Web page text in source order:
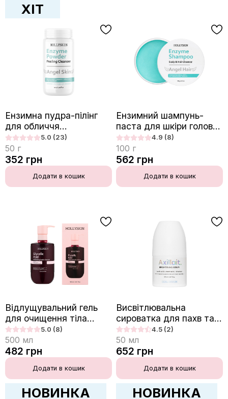
ХІТ
Ензимна пудра-пілінг
для обличчя
HOLLYSKIN Angel Skin
5.0 (23)
50 г
352 грн
Додати в кошик
Ензимний шампунь-
паста для шкіри голови і
волосся HOLLYSKIN
Angel Hair
4.9 (8)
100 г
562 грн
Додати в кошик
Відлущувальний гель
для очищення тіла
HOLLYSKIN Glycolic
Acid з гліколевою
кислотою й екстрактом
кленового соку
5.0 (8)
500 мл
482 грн
Додати в кошик
Висвітлювальна
сироватка для пахв та
зони бікіні HOLLYSKIN
Axillait.
4.5 (2)
50 мл
652 грн
Додати в кошик
НОВИНКА НОВИНКА